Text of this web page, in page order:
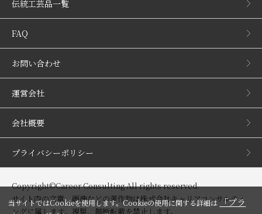
伝統工芸品一覧
FAQ
お問い合わせ
運営会社
会社概要
プライバシーポリシー
Copyright©Career Consulting All rights reserved.
サイト内の文章、画像などの著作物は株式会社キャリアコンサルティ
ングに属します。複製、無断転載を禁止します。
当サイトではCookieを使用します。Cookieの使用に関する詳細は「プラ